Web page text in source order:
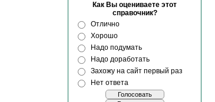
Как Вы оцениваете этот
справочник?
Отлично
Хорошо
Надо подумать
Надо доработать
Захожу на сайт первый раз
Нет ответа